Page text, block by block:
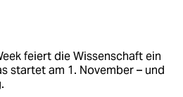
feiert die Wissenschaft ein
startet am 1. November – und